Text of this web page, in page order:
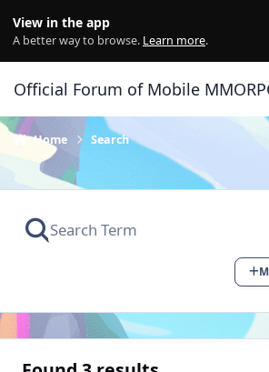
View in the app
A better way to browse. Learn more.
Official Forum of Mobile
Home Search